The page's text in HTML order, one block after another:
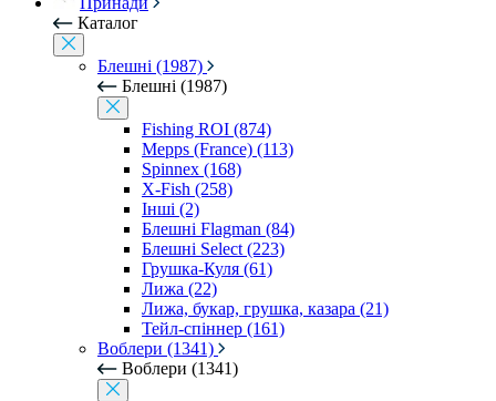
Каталог
Блешні (1987)
Блешні (1987)
Fishing ROI (874)
Mepps (France) (113)
Spinnex (168)
X-Fish (258)
Інші (2)
Блешні Flagman (84)
Блешні Select (223)
Грушка-Куля (61)
Лижа (22)
Лижа, букар, грушка, казара (21)
Тейл-спіннер (161)
Воблери (1341)
Воблери (1341)